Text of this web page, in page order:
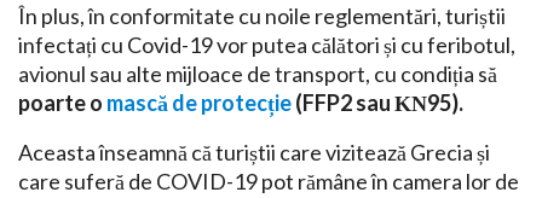
În plus, în conformitate cu noile reglementări, turiștii
infectați cu Covid-19 vor putea călători și cu feribotul,
avionul sau alte mijloace de transport, cu condiția să
poarte o mască de protecție(FFP2 sau ΚΝ95).
Aceasta înseamnă că turiștii care vizitează Grecia și
care suferă de COVID-19 pot rămâne în camera lor de